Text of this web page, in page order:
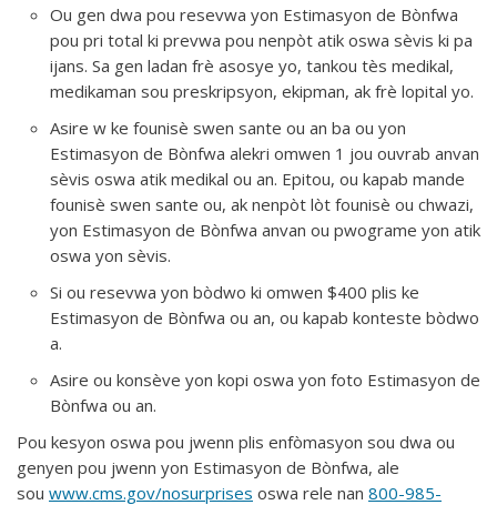
Ou gen dwa pou resevwa yon Estimasyon de Bònfwa
pou pri total ki prevwa pou nenpòt atik oswa sèvis ki pa
ijans. Sa gen ladan frè asosye yo, tankou tès medikal,
medikaman sou preskripsyon, ekipman, ak frè lopital yo.
Asire w ke founisè swen sante ou an ba ou yon
Estimasyon de Bònfwa alekri omwen 1 jou ouvrab anvan
sèvis oswa atik medikal ou an. Epitou, ou kapab mande
founisè swen sante ou, ak nenpòt lòt founisè ou chwazi,
yon Estimasyon de Bònfwa anvan ou pwograme yon atik
oswa yon sèvis.
Si ou resevwa yon bòdwo ki omwen $400 plis ke
Estimasyon de Bònfwa ou an, ou kapab konteste bòdwo
a.
Asire ou konsève yon kopi oswa yon foto Estimasyon de
Bònfwa ou an.
Pou kesyon oswa pou jwenn plis enfòmasyon sou dwa ou
genyen pou jwenn yon Estimasyon de Bònfwa, ale
sou www.cms.gov/nosurprises oswa rele nan 800-985-